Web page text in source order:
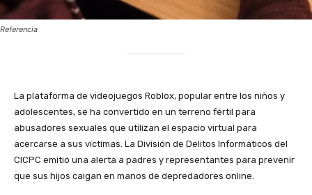
Referencia
La plataforma de videojuegos Roblox, popular entre los niños y
adolescentes, se ha convertido en un terreno fértil para
abusadores sexuales que utilizan el espacio virtual para
acercarse a sus víctimas. La División de Delitos Informáticos del
CICPC emitió una alerta a padres y representantes para prevenir
que sus hijos caigan en manos de depredadores online.